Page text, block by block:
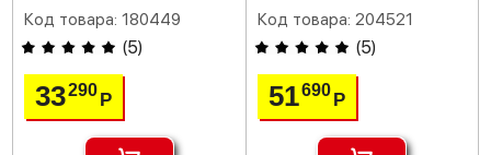
Код товара: 180449
(5)
33290Р
Код товара: 204521
(5)
51690 Р